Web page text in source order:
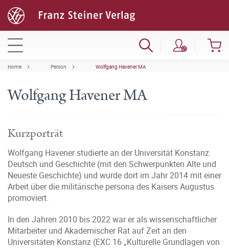
Home Person Wolfgang Havener MA
Wolfgang Havener MA
Kurzporträt
Wolfgang Havener studierte an der Universität Konstanz
Deutsch und Geschichte (mit den Schwerpunkten Alte und
Neueste Geschichte) und wurde dort im Jahr 2014 mit einer
Arbeit über die militärische persona des Kaisers Augustus
promoviert.
In den Jahren 2010 bis 2022 war er als wissenschaftlicher
Mitarbeiter und Akademischer Rat auf Zeit an den
Universitäten Konstanz (EXC 16 „Kulturelle Grundlagen von